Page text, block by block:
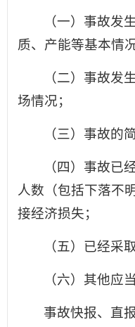
（一）事故发
质、产能等基本情况
（二）事故发
场情况；
（三）事故的
（四）事故已
人数（包括下落不
接经济损失；
（五）已经采
（六）其他应
事故快报、直